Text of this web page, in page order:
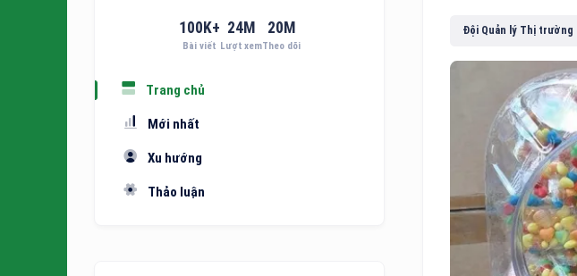
100 K+
Bài viết
24M
Lượt xem
20 M
Theo dõi
Trang chủ
Mới nhất
Xu hướng
Thảo luận
Đội Quản lý Thị trường